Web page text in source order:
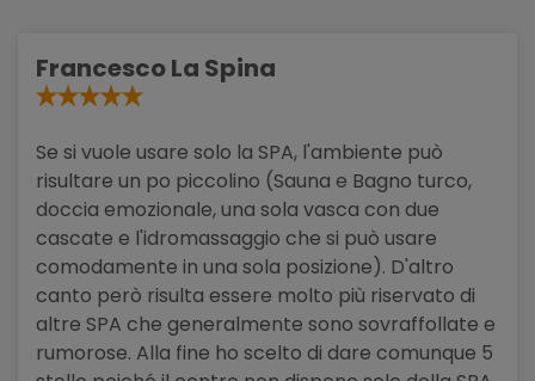
Francesco La Spina
Se si vuole usare solo la SPA, l'ambiente può
risultare un po piccolino (Sauna e Bagno turco,
doccia emozionale, una sola vasca con due
cascate e l'idromassaggio che si può usare
comodamente in una sola posizione). D'altro
canto però risulta essere molto più riservato di
altre SPA che generalmente sono sovraffollate e
rumorose. Alla fine ho scelto di dare comunque 5